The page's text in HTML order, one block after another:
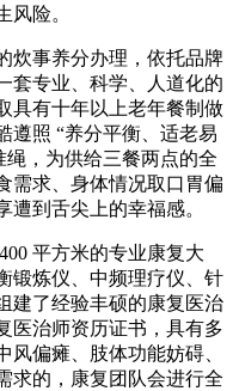
风险。
事养分办理，依托品牌
套专业、科学、人道化的
具有十年以上老年餐制做
遵照 “养分平衡、适老易
，为供给三餐两点的全
需求、身体情况取口胃偏
到舌尖上的幸福感。
平方米的专业康复大
锻炼仪、中频理疗仪、针
建了经验丰硕的康复医治
医治师资历证书，具有多
偏瘫、肢体功能妨碍、
求的，康复团队会进行全